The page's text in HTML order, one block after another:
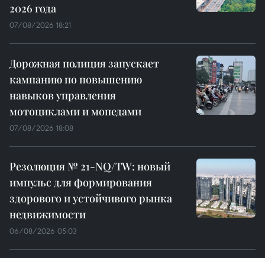
2026 года
07/08/2026 18:21
Дорожная полиция запускает
кампанию по повышению
навыков управления
мотоциклами и мопедами
07/08/2026 18:08
Резолюция № 21-NQ/TW: новый
импульс для формирования
здорового и устойчивого рынка
недвижимости
06/08/2026 05:03